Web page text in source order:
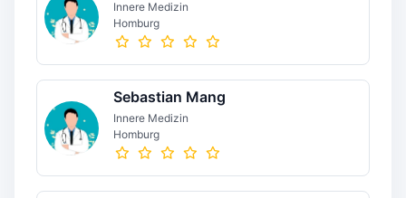
Innere Medizin
Homburg
Sebastian Mang
Innere Medizin
Homburg